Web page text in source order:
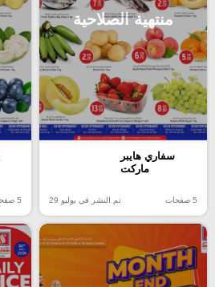
منتهية الصلاحية
سفاري هايبر
ماركت
5 صفحات تم النشر في يوليو 29 5 صفحات